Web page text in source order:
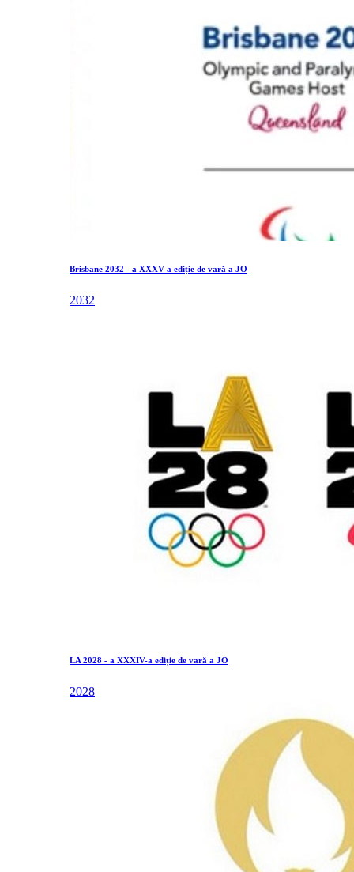
Brisbane 2032 - a XXXV-a ediție de vară a JO
2032
LA 2028 - a XXXIV-a ediție de vară a JO
2028